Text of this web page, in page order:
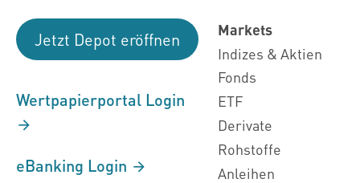
Jetzt Depot eröffnen
Wertpapierportal Login
eBanking Login
Markets
Indizes & Aktien
Fonds
ETF
Derivate
Rohstoffe
Anleihen